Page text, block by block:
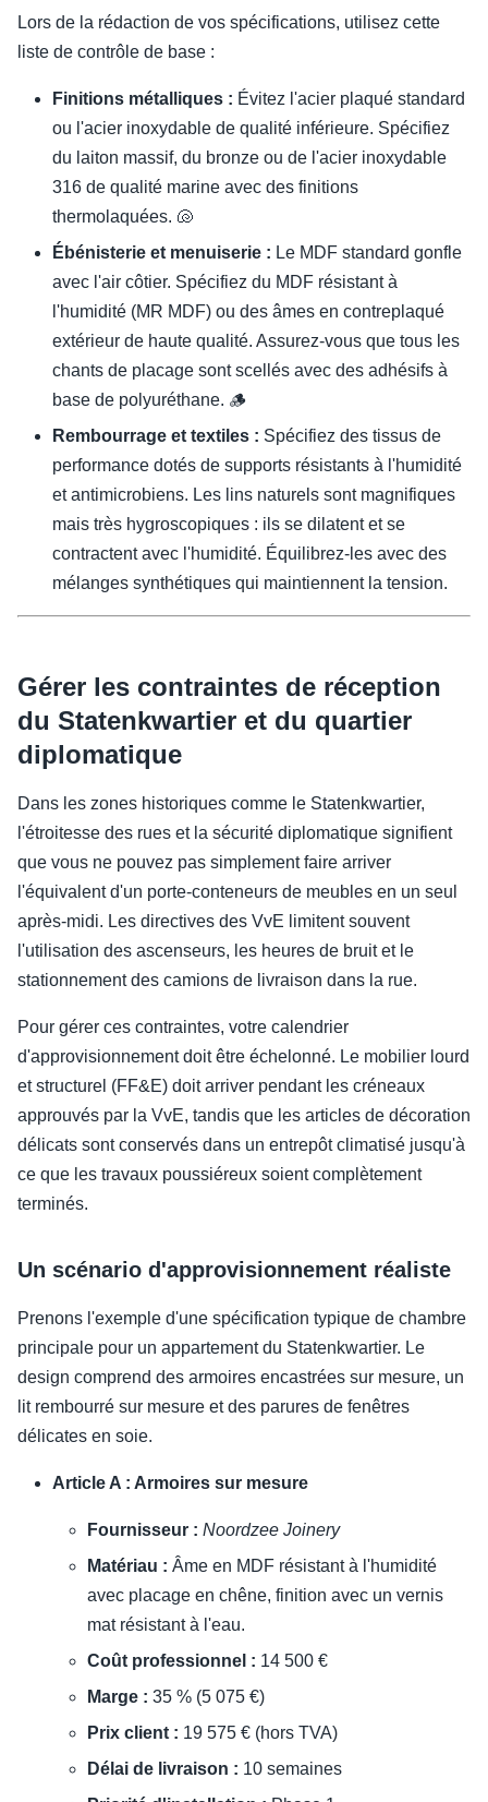
Lors de la rédaction de vos spécifications, utilisez cette
liste de contrôle de base :
Finitions métalliques : Évitez l'acier plaqué standard
ou l'acier inoxydable de qualité inférieure. Spécifiez
du laiton massif, du bronze ou de l'acier inoxydable
316 de qualité marine avec des finitions
thermolaquées. 🐚
Ébénisterie et menuiserie : Le MDF standard gonfle
avec l'air côtier. Spécifiez du MDF résistant à
l'humidité (MR MDF) ou des âmes en contreplaqué
extérieur de haute qualité. Assurez-vous que tous les
chants de placage sont scellés avec des adhésifs à
base de polyuréthane. 🪵
Rembourrage et textiles : Spécifiez des tissus de
performance dotés de supports résistants à l'humidité
et antimicrobiens. Les lins naturels sont magnifiques
mais très hygroscopiques : ils se dilatent et se
contractent avec l'humidité. Équilibrez-les avec des
mélanges synthétiques qui maintiennent la tension.
Gérer les contraintes de réception
du Statenkwartier et du quartier
diplomatique
Dans les zones historiques comme le Statenkwartier,
l'étroitesse des rues et la sécurité diplomatique signifient
que vous ne pouvez pas simplement faire arriver
l'équivalent d'un porte-conteneurs de meubles en un seul
après-midi. Les directives des VvE limitent souvent
l'utilisation des ascenseurs, les heures de bruit et le
stationnement des camions de livraison dans la rue.
Pour gérer ces contraintes, votre calendrier
d'approvisionnement doit être échelonné. Le mobilier lourd
et structurel (FF&E) doit arriver pendant les créneaux
approuvés par la VvE, tandis que les articles de décoration
délicats sont conservés dans un entrepôt climatisé jusqu'à
ce que les travaux poussiéreux soient complètement
terminés.
Un scénario d'approvisionnement réaliste
Prenons l'exemple d'une spécification typique de chambre
principale pour un appartement du Statenkwartier. Le
design comprend des armoires encastrées sur mesure, un
lit rembourré sur mesure et des parures de fenêtres
délicates en soie.
Article A : Armoires sur mesure
Fournisseur : Noordzee Joinery
Matériau : Âme en MDF résistant à l'humidité
avec placage en chêne, finition avec un vernis
mat résistant à l'eau.
Coût professionnel : 14 500 €
Marge : 35 % (5 075 €)
Prix client : 19 575 € (hors TVA)
Délai de livraison : 10 semaines